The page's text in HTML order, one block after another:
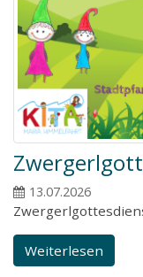
13.07.2026
Weiterlesen